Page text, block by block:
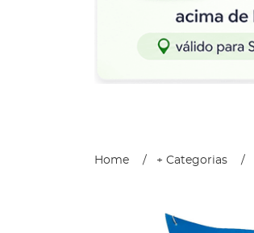
Home + Categorias